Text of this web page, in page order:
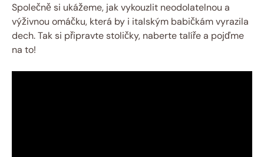
Společně si ukážeme, jak vykouzlit neodolatelnou a
výživnou omáčku, která by i italským babičkám vyrazila
dech. Tak si připravte stoličky, naberte talíře a pojďme
na to!